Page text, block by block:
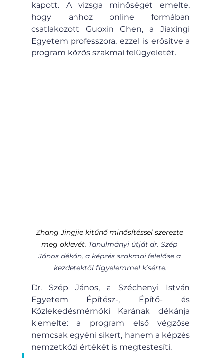
kapott. A vizsga minőségét emelte,
hogy ahhoz online formában
csatlakozott Guoxin Chen, a Jiaxingi
Egyetem professzora, ezzel is erősítve a
program közös szakmai felügyeletét.
Zhang Jingjie kitűnő minősítéssel szerezte
meg oklevét. Tanulmányi útját dr. Szép
János dékán, a képzés szakmai felelőse a
kezdetektől figyelemmel kísérte.
Dr. Szép János, a Széchenyi István
Egyetem Építész-, Építő- és
Közlekedésmérnöki Karának dékánja
kiemelte: a program első végzőse
nemcsak egyéni sikert, hanem a képzés
nemzetközi értékét is megtestesíti.